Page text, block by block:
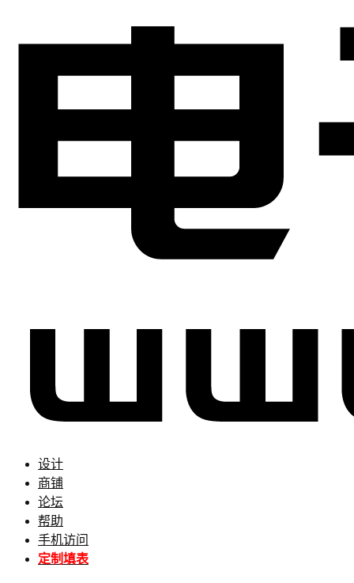
设计
商铺
论坛
帮助
手机访问
定制填表